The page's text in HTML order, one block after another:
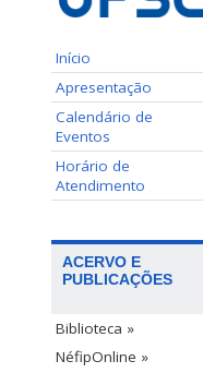
Início
Apresentação
Calendário de
Eventos
Horário de
Atendimento
ACERVO E
PUBLICAÇÕES
Biblioteca »
NéfipOnline »